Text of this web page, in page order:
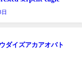
ダイズアカアオバト